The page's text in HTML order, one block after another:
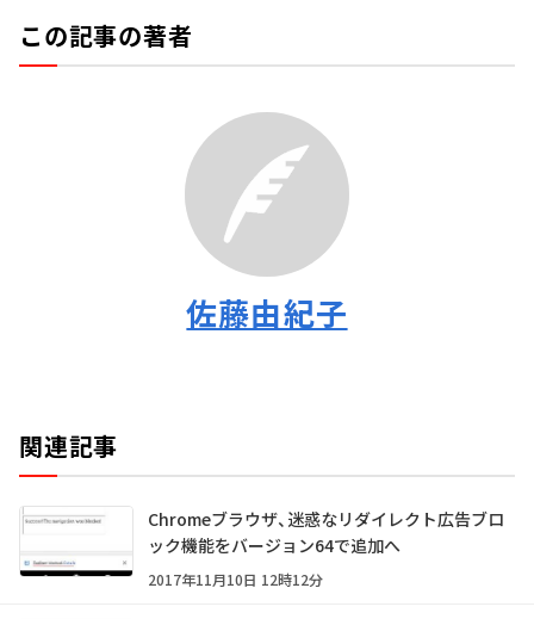
この記事の著者
佐藤由紀子
関連記事
Chromeブラウザ、迷惑なリダイレクト広告ブロ
ック機能をバージョン64で追加へ
2017年11月10日 12時12分